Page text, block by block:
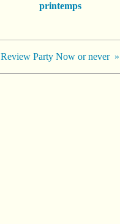
printemps
Review Party Now or never